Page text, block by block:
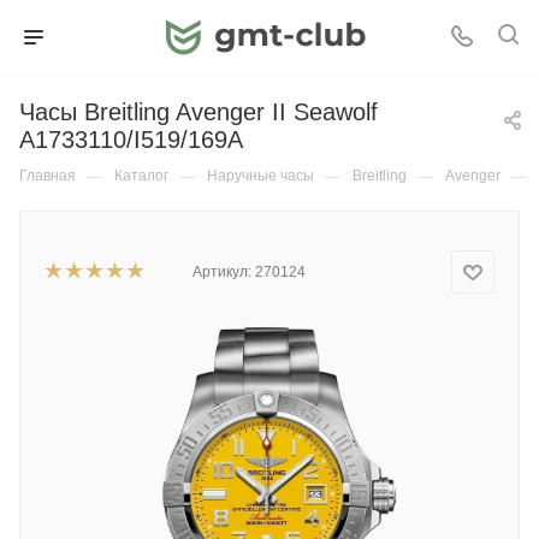
Часы Breitling Avenger II Seawolf
A1733110/I519/169A
Главная — Каталог — Наручные часы — Breitling — Avenger —
Артикул: 270124